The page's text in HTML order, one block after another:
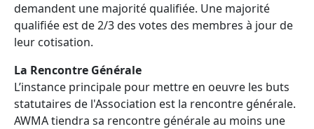
demandent une majorité qualifiée. Une majorité
qualifiée est de 2/3 des votes des membres à jour de
leur cotisation.
La Rencontre Générale
L’instance principale pour mettre en oeuvre les buts
statutaires de l'Association est la rencontre générale.
AWMA tiendra sa rencontre générale au moins une